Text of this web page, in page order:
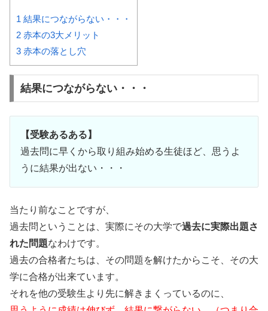
1 結果につながらない・・・
2 赤本の3大メリット
3 赤本の落とし穴
結果につながらない・・・
【受験あるある】
過去問に早くから取り組み始める生徒ほど、思うよ
うに結果が出ない・・・
当たり前なことですが、
過去問ということは、実際にその大学で過去に実際出題さ
れた問題なわけです。
過去の合格者たちは、その問題を解けたからこそ、その大
学に合格が出来ています。
それを他の受験生より先に解きまくっているのに、